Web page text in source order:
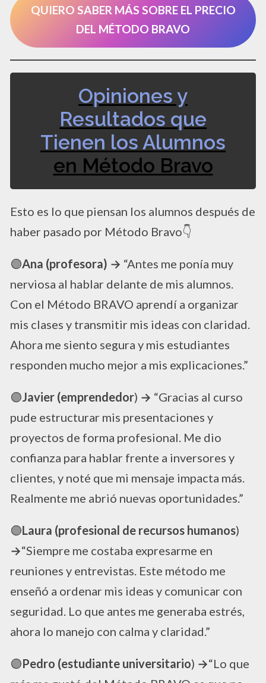
QUIERO SABER MÁS SOBRE EL PRECIO
DEL MÉTODO BRAVO
Opiniones y
Resultados que
Tienen los Alumnos
en Método Bravo
Esto es lo que piensan los alumnos después de
haber pasado por Método Bravo👇
🟣​Ana (profesora) → “Antes me ponía muy
nerviosa al hablar delante de mis alumnos.
Con el Método BRAVO aprendí a organizar
mis clases y transmitir mis ideas con claridad.
Ahora me siento segura y mis estudiantes
responden mucho mejor a mis explicaciones.”
🟣​Javier (emprendedor) → “Gracias al curso
pude estructurar mis presentaciones y
proyectos de forma profesional. Me dio
confianza para hablar frente a inversores y
clientes, y noté que mi mensaje impacta más.
Realmente me abrió nuevas oportunidades.”
🟣​Laura (profesional de recursos humanos)
→“Siempre me costaba expresarme en
reuniones y entrevistas. Este método me
enseñó a ordenar mis ideas y comunicar con
seguridad. Lo que antes me generaba estrés,
ahora lo manejo con calma y claridad.”
🟣​Pedro (estudiante universitario) →“Lo que